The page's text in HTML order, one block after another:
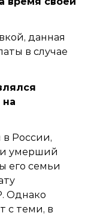
данная
в случае
России,
умерший
его семьи
Однако
с теми, в